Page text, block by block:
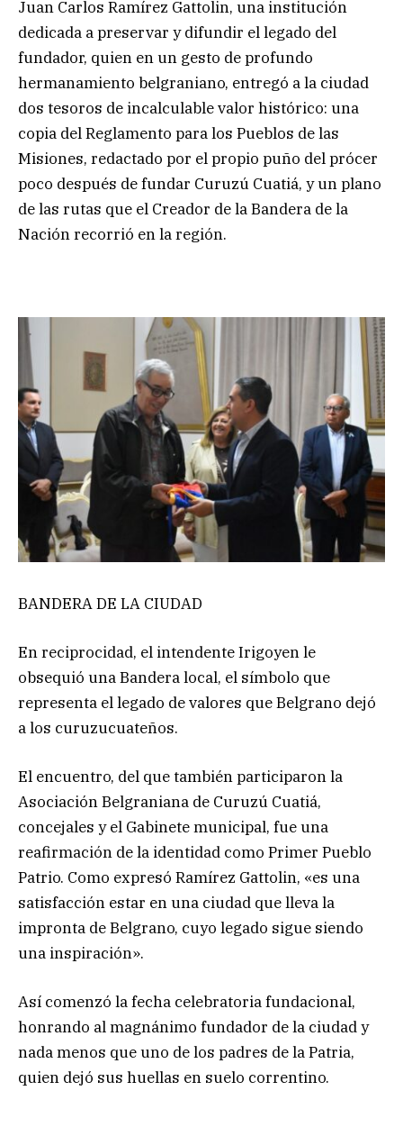
Juan Carlos Ramírez Gattolin, una institución
dedicada a preservar y difundir el legado del
fundador, quien en un gesto de profundo
hermanamiento belgraniano, entregó a la ciudad
dos tesoros de incalculable valor histórico: una
copia del Reglamento para los Pueblos de las
Misiones, redactado por el propio puño del prócer
poco después de fundar Curuzú Cuatiá, y un plano
de las rutas que el Creador de la Bandera de la
Nación recorrió en la región.
BANDERA DE LA CIUDAD
En reciprocidad, el intendente Irigoyen le
obsequió una Bandera local, el símbolo que
representa el legado de valores que Belgrano dejó
a los curuzucuateños.
El encuentro, del que también participaron la
Asociación Belgraniana de Curuzú Cuatiá,
concejales y el Gabinete municipal, fue una
reafirmación de la identidad como Primer Pueblo
Patrio. Como expresó Ramírez Gattolin, «es una
satisfacción estar en una ciudad que lleva la
impronta de Belgrano, cuyo legado sigue siendo
una inspiración».
Así comenzó la fecha celebratoria fundacional,
honrando al magnánimo fundador de la ciudad y
nada menos que uno de los padres de la Patria,
quien dejó sus huellas en suelo correntino.